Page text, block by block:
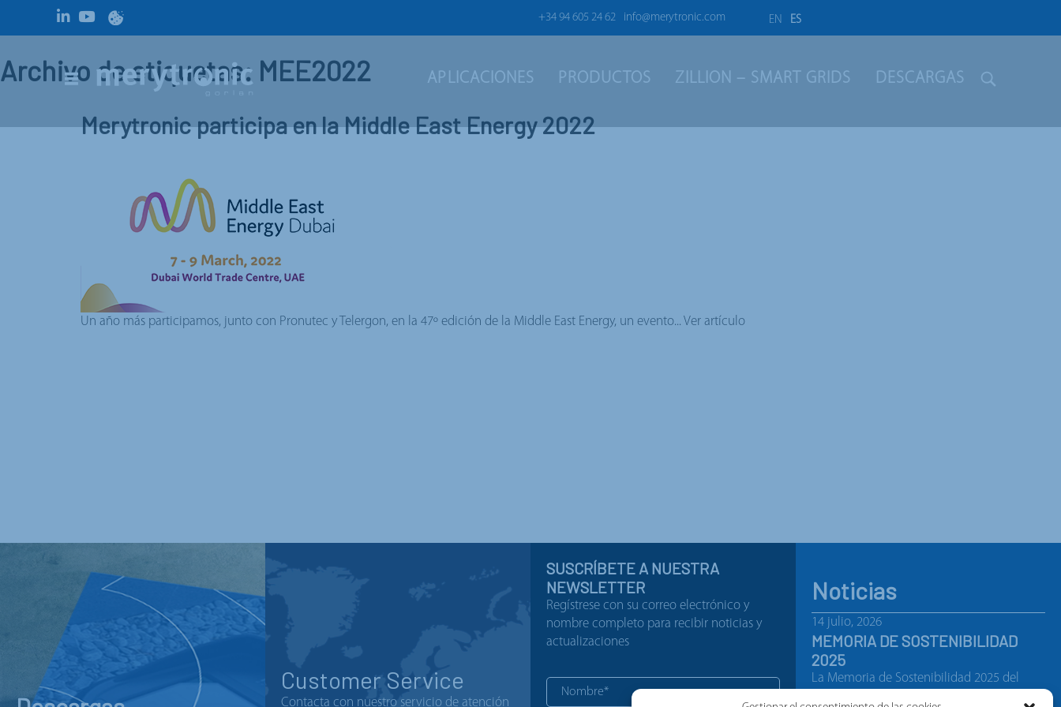
+34 94 605 24 62 info@merytronic.com EN ES
APLICACIONES PRODUCTOS ZILLION – SMART GRIDS DESCARGAS
Archivo de etiquetas: MEE2022
Merytronic participa en la Middle East Energy 2022
Un año más participamos, junto con Pronutec y Telergon, en la 47º edición de la Middle East Energy, un evento... Ver artículo
Customer Service
Contacta con nuestro servicio de atención
SUSCRÍBETE A NUESTRA
NEWSLETTER
Regístrese con su correo electrónico y
nombre completo para recibir noticias y
actualizaciones
Noticias
14 julio, 2026
MEMORIA DE SOSTENIBILIDAD
2025
La Memoria de Sostenibilidad 2025 del